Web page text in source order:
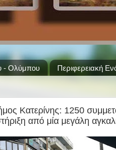
- Ολύμπου Περιφερειακή
Κατερίνης: 1250
από μία μεγάλη